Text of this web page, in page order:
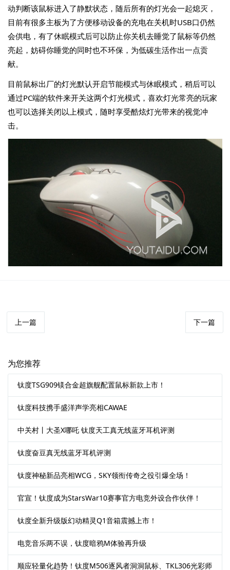
动判断该鼠标进入了静默状态，随后所有的灯光会一起熄灭，
目前有很多主板为了方便移动设备的充电在关机时USB口仍然
会供电，有了休眠模式后可以防止你关机去睡觉了鼠标等仍然
亮起，妨碍你睡觉的同时也不环保，为低碳生活作出一点贡
献。
目前鼠标出厂的灯光默认开启节能模式与休眠模式，稍后可以
通过PC端的软件来开关这两个灯光模式，喜欢灯光常亮的玩家
也可以选择关闭以上模式，随时享受酷炫灯光带来的视觉冲
击。
上一篇 下一篇
为您推荐
钛度TSG909镁合金超旗舰配置鼠标新款上市！
钛度科技携手盛洋声学亮相CAWAE
中关村丨大圣X哪吒 钛度天工真无线蓝牙耳机评测
钛度奋豆真无线蓝牙耳机评测
钛度神秘新品亮相WCG，SKY领衔传奇之役引爆全场！
官宣！钛度成为StarsWar10赛事官方电竞外设合作伙伴！
钛度全新升级版幻动精灵Q1音箱震撼上市！
电竞音乐两不误，钛度暗鸦M体验再升级
顺应轻量化趋势！钛度M506逐风者洞洞鼠标、TKL306光彩师